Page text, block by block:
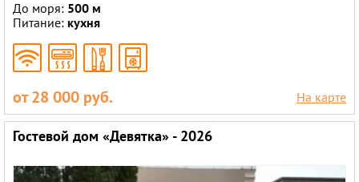
До моря: 500 м
Питание: кухня
от 28 000 руб. На карте
Гостевой дом «Девятка» - 2026